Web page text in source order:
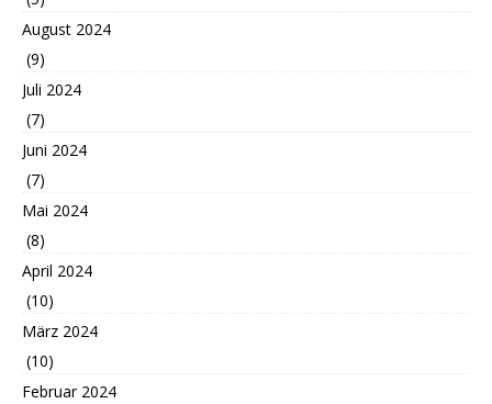
August 2024
(9)
Juli 2024
(7)
Juni 2024
(7)
Mai 2024
(8)
April 2024
(10)
März 2024
(10)
Februar 2024